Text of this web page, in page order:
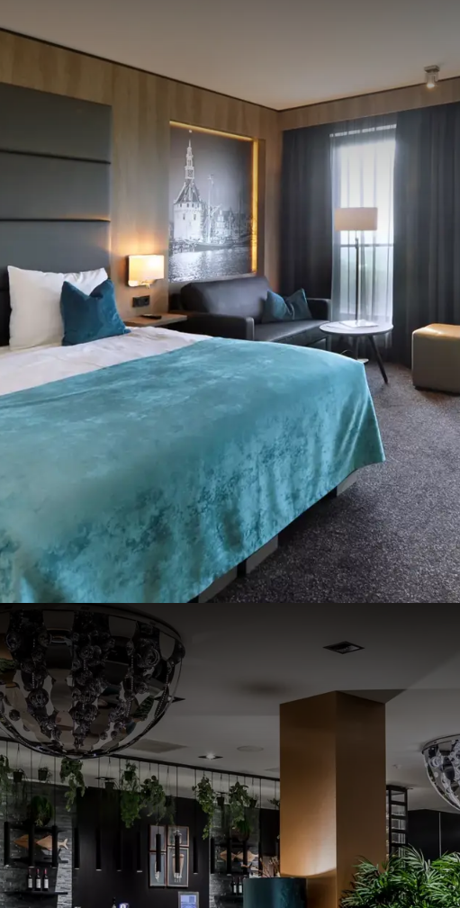
Hoorn een Live Cooking buffet aan. In de open keuken bereiden de koks á
u. In het a la carte restaurant kunt genieten van ontbijt, lunch en diner!
menukaart en kinderhoek aanwezig in het restaurant. Wilt u proeven van
bezoek aan Tokan Gastrobar op de 2
everdieping in het hotel is zeker de
in de sfeervolle hotelbar? Dan kunt u heerlijk vertoeven in de lobbybar.
harte welkom in koffiebar Chiccio op de 1e verdieping.
Hotel Hoorn
groteconferentieruimtes, waar de mogelijkheid bestaat om recepties te
de nieuwste apparatuur, daglicht en airconditionings. Zowel voor
u terecht in het zalencentrum. Daarnaast is het zelfs mogelijk om uw
inpandig bioscoop VUE Cinema te houden.
voor diverse bedrijfsuitjes. Het sales team zorgt voor een op maat
hetzelfde is. Samen met verschillende partners werkt Van der Valk
dat u een bedrijfsuitje beleeft om nooit meer te vergeten. Na een
overnachten in één van onze (luxe) hotelkamers.